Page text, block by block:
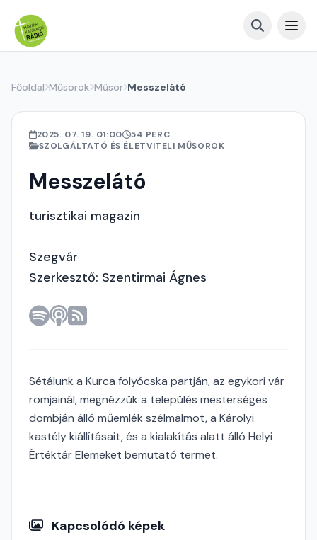
Főoldal Műsorok Műsor Messzelátó
2025. 07. 19. 01:00
54 PERC
SZOLGÁLTATÓ ÉS ÉLETVITELI MŰSOROK
Messzelátó
turisztikai magazin
Szegvár
Szerkesztő: Szentirmai Ágnes
Sétálunk a Kurca folyócska partján, az egykori vár
romjainál, megnézzük a település mesterséges
dombján álló műemlék szélmalmot, a Károlyi
kastély kiállításait, és a kialakítás alatt álló Helyi
Értéktár Elemeket bemutató termet.
Kapcsolódó képek